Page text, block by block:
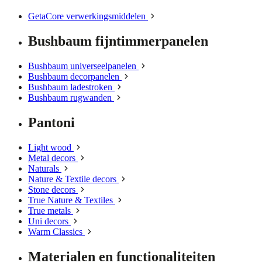
GetaCore verwerkingsmiddelen
Bushbaum fijntimmerpanelen
Bushbaum universeelpanelen
Bushbaum decorpanelen
Bushbaum ladestroken
Bushbaum rugwanden
Pantoni
Light wood
Metal decors
Naturals
Nature & Textile decors
Stone decors
True Nature & Textiles
True metals
Uni decors
Warm Classics
Materialen en functionaliteiten